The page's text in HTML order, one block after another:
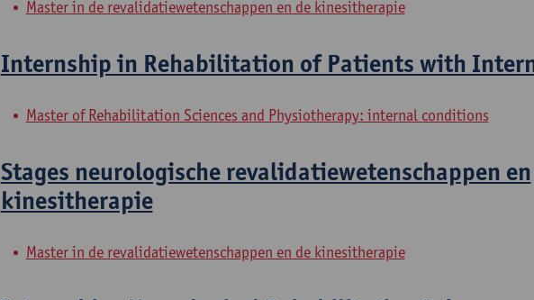
Master in de revalidatiewetenschappen en de kinesitherapie
Internship in Rehabilitation of Patients with
Master of Rehabilitation Sciences and Physiotherapy: internal conditions
Stages neurologische revalidatiewetenschappen en
kinesitherapie
Master in de revalidatiewetenschappen en de kinesitherapie